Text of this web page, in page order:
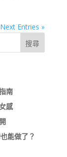
Next Entries »
搜尋
南
感
能做了？